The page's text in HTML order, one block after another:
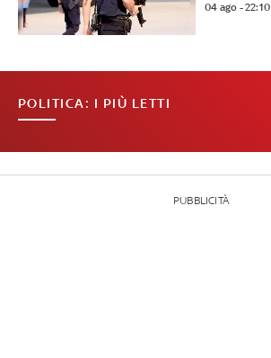
04 ago - 22:10
POLITICA: I PIÙ LETTI
PUBBLICITÀ